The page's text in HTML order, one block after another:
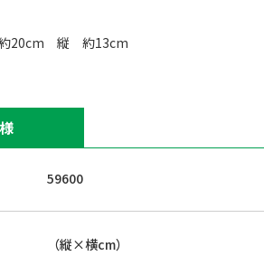
20cm 縦 約13cm
59600
（縦×横cm）